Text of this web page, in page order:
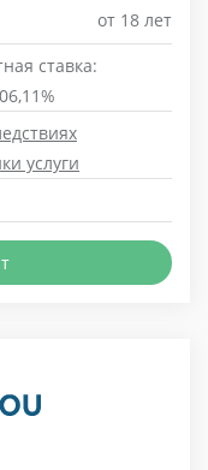
от 18 лет
ставка:
услуги